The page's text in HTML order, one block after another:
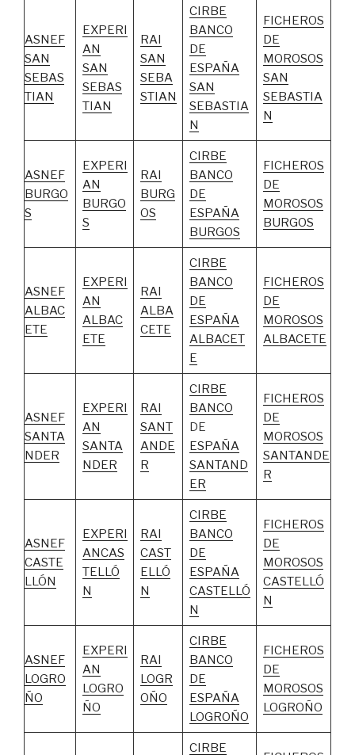
ASNEF
SAN
SEBAS
TIAN
EXPERI
AN
SAN
SEBAS
TIAN
RAI
SAN
SEBA
STIAN
CIRBE
BANCO
DE
ESPAÑA
SAN
SEBASTIA
N
FICHEROS
DE
MOROSOS
SAN
SEBASTIA
N
ASNEF
BURGO
S
EXPERI
AN
BURGO
S
RAI
BURG
OS
CIRBE
BANCO
DE
ESPAÑA
BURGOS
FICHEROS
DE
MOROSOS
BURGOS
ASNEF
ALBAC
ETE
EXPERI
AN
ALBAC
ETE
RAI
ALBA
CETE
CIRBE
BANCO
DE
ESPAÑA
ALBACET
E
FICHEROS
DE
MOROSOS
ALBACETE
ASNEF
SANTA
NDER
EXPERI
AN
SANTA
NDER
RAI
SANT
ANDE
R
CIRBE
BANCO
DE
ESPAÑA
SANTAND
ER
FICHEROS
DE
MOROSOS
SANTANDE
R
ASNEF
CASTE
LLÓN
EXPERI
ANCAS
TELLÓ
N
RAI
CAST
ELLÓ
N
CIRBE
BANCO
DE
ESPAÑA
CASTELLÓ
N
FICHEROS
DE
MOROSOS
CASTELLÓ
N
ASNEF
LOGRO
ÑO
EXPERI
AN
LOGRO
ÑO
RAI
LOGR
OÑO
CIRBE
BANCO
DE
ESPAÑA
LOGROÑO
FICHEROS
DE
MOROSOS
LOGROÑO
CIRBE